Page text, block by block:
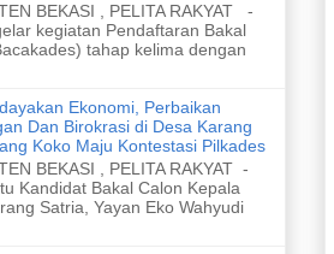
BEKASI , PELITA RAKYAT -
kegiatan Pendaftaran Bakal
tahap kelima dengan
Ekonomi, Perbaikan
Dan Birokrasi di Desa Karang
Koko Maju Kontestasi Pilkades
BEKASI , PELITA RAKYAT -
Kandidat Bakal Calon Kepala
Satria, Yayan Eko Wahyudi